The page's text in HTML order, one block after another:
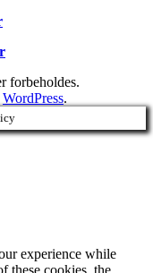
forbeholdes.
WordPress.
experience while
these cookies, the